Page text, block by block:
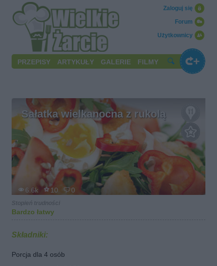
Użytkownicy
Forum
Zaloguj się
PRZEPISY ARTYKUŁY GALERIE FILMY
Sałatka wielkanocna z rukolą
6.6k 10 0
Bardzo łatwy
Składniki:
Porcja dla 4 osób